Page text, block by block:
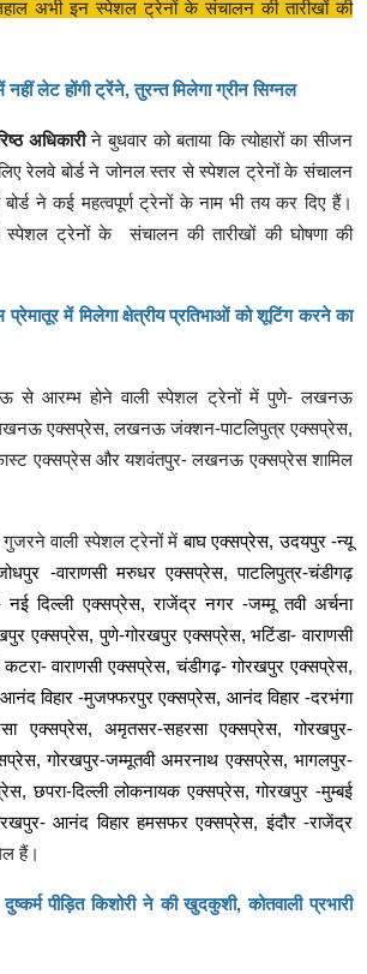
अभी इन स्पेशल ट्रेनों के संचालन की तारीखों की
लेट होंगी ट्रेंने, तुरन्त मिलेगा ग्रीन सिग्नल
अधिकारीने बुधवार को बताया कि त्योहारों का सीजन
रेलवे बोर्ड ने जोनल स्तर से स्पेशल ट्रेनों के संचालन
ने कई महत्वपूर्ण ट्रेनों के नाम भी तय कर दिए हैं।
ट्रेनों के संचालन की तारीखों की घोषणा की
प्रेमातूर में मिलेगा क्षेत्रीय प्रतिभाओं को शूटिंग करने का
से आरम्भ होने वाली स्पेशल ट्रेनों में पुणे- लखनऊ
एक्सप्रेस, लखनऊ जंक्शन-पाटलिपुत्र एक्सप्रेस,
एक्सप्रेस और यशवंतपुर- लखनऊ एक्सप्रेस शामिल
वाली स्पेशल ट्रेनों मेंबाघ एक्सप्रेस, उदयपुर -न्यू
-वाराणसी मरुधर एक्सप्रेस, पाटलिपुत्र-चंडीगढ़
दिल्ली एक्सप्रेस, राजेंद्र नगर -जम्मू तवी अर्चना
एक्सप्रेस, पुणे-गोरखपुर एक्सप्रेस, भटिंडा- वाराणसी
कटरा- वाराणसी एक्सप्रेस, चंडीगढ़- गोरखपुर एक्सप्रेस,
विहार -मुजफ्फरपुर एक्सप्रेस, आनंद विहार -दरभंगा
एक्सप्रेस, अमृतसर-सहरसा एक्सप्रेस, गोरखपुर-
गोरखपुर-जम्मूतवी अमरनाथ एक्सप्रेस, भागलपुर-
छपरा-दिल्ली लोकनायक एक्सप्रेस, गोरखपुर -मुम्बई
आनंद विहार हमसफर एक्सप्रेस, इंदौर -राजेंद्र
हैं।
पीड़ित किशोरी ने की खुदकुशी, कोतवाली प्रभारी